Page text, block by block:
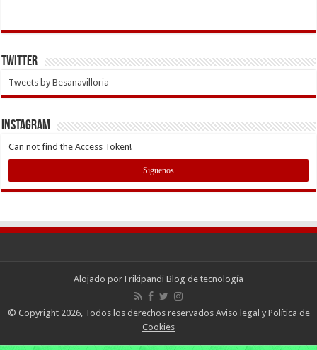
Twitter
Tweets by Besanavilloria
INSTAGRAM
Can not find the Access Token!
Siguenos
Alojado por Frikipandi Blog de tecnología
© Copyright 2026, Todos los derechos reservados Aviso legal y Política de
Cookies